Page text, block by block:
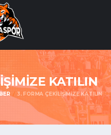
KATILIN
3. FORMA ÇEKİLİŞİMİZE KATILIN